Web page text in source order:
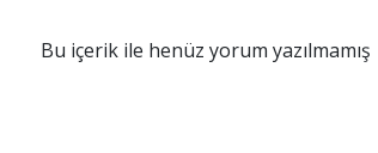
Bu içerik ile henüz yorum yazılmamış